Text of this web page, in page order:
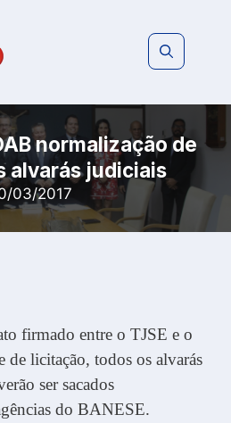
normalização de
alvarás judiciais
03/2017
firmado entre o TJSE e o
licitação, todos os alvarás
ser sacados
do BANESE.